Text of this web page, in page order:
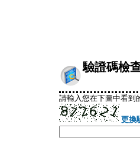
驗證碼檢
請輸入您在下圖中看到
更換